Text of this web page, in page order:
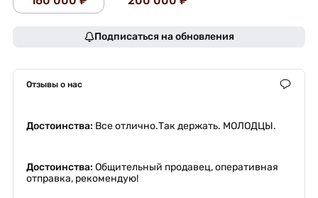
Подписаться на обновления
Отзывы о нас
Достоинства: Все отлично.Так держать. МОЛОДЦЫ.
Достоинства: Общительный продавец, оперативная
отправка, рекомендую!